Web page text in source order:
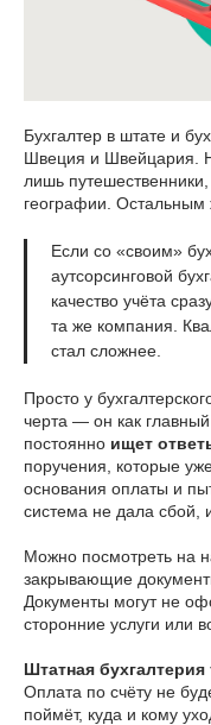
Бухгалтер в штате и
Швеция и Швейцария.
лишь
географии. Остальным
Если со «своим»
аутсорсинговой
качество учёта
та же компания.
стал сложнее.
Просто у
черта — он как
постоянно ищет
поручения, которые
основания оплаты и
система не дала сбой,
Можно посмотреть на
закрывающие
Документы могут не
сторонние услуги или
Штатная
Оплата по счёту не
поймёт, куда и кому